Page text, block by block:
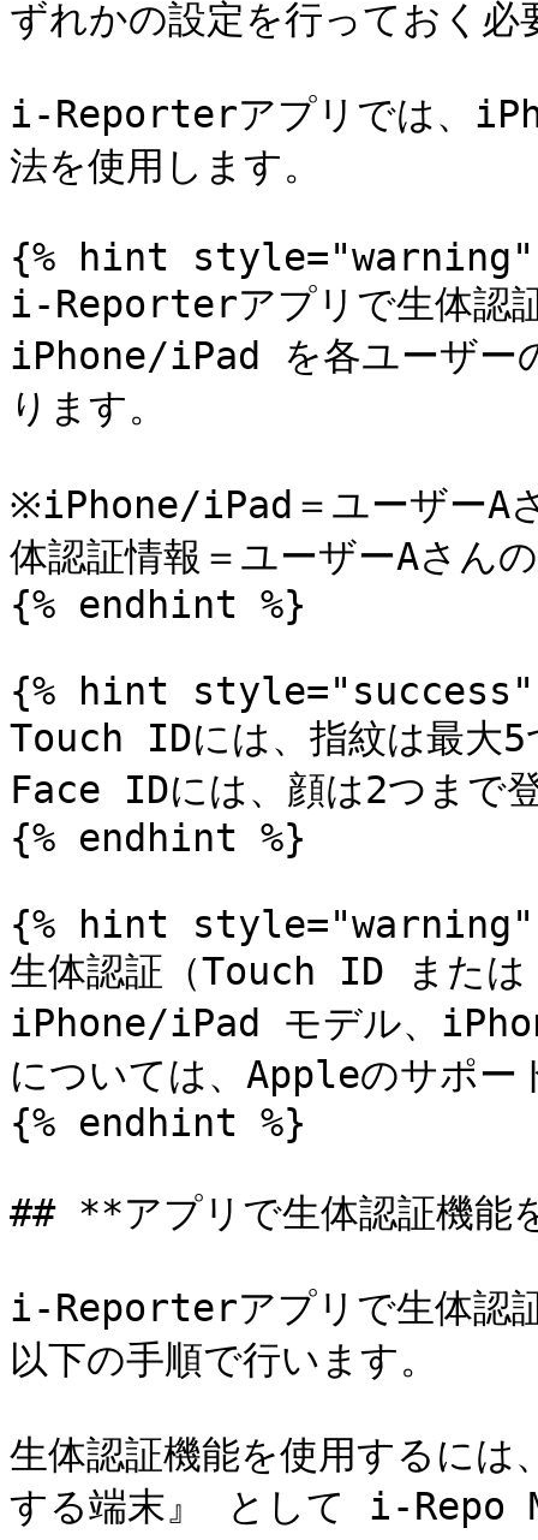
ずれかの設定を行っておく必
i-Reporterアプリでは、
法を使用します。
{% hint style="warning"
i-Reporterアプリで生体認
iPhone/iPad を各ユーザー
ります。
※iPhone/iPad＝ユーザーA
体認証情報＝ユーザーAさん
{% endhint %}
{% hint style="success"
Touch IDには、指紋は最大
Face IDには、顔は2つまで
{% endhint %}
{% hint style="warning"
生体認証（Touch ID また
iPhone/iPad モデル、
については、Appleのサポー
{% endhint %}
## **アプリで生体認証機能
i-Reporterアプリで生体認
以下の手順で行います。
生体認証機能を使用するに
する端末』 として i-Repo